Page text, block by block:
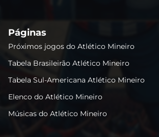
Páginas
Próximos jogos do Atlético Mineiro
Tabela Brasileirão Atlético Mineiro
Tabela Sul-Americana Atlético Mineiro
Elenco do Atlético Mineiro
Músicas do Atlético Mineiro